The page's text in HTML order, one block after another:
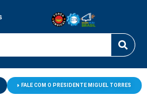
FALE COM O PRESIDENTE MIGUEL TORRES